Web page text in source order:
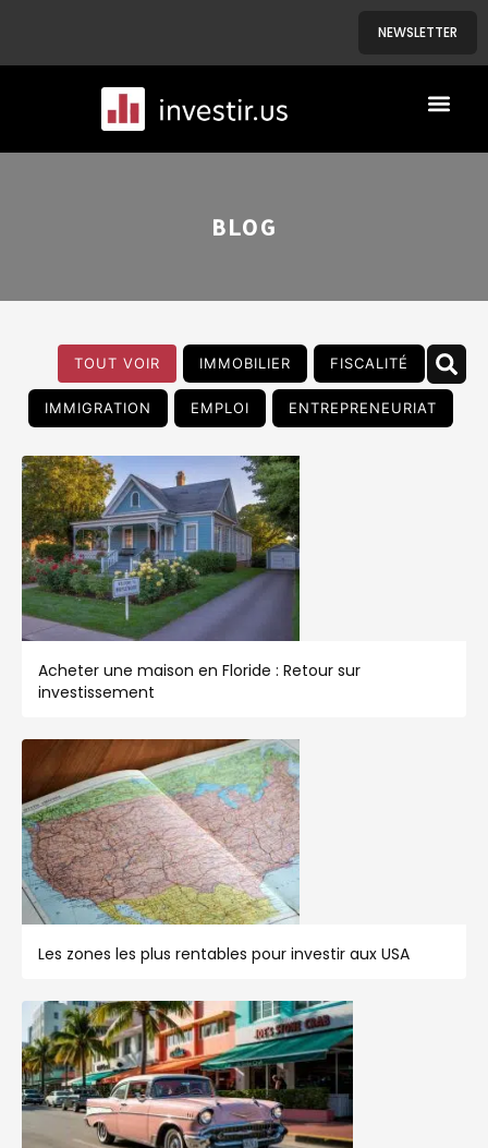
NEWSLETTER
BLOG
TOUT VOIR IMMOBILIER FISCALITÉ
IMMIGRATION EMPLOI ENTREPRENEURIAT
Acheter une maison en Floride : Retour sur
investissement
Les zones les plus rentables pour investir aux USA